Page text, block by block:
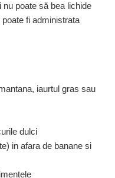
poate să bea lichide
fi administrata
iaurtul gras sau
dulci
in afara de banane si